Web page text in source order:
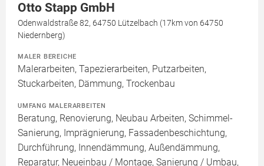
Otto Stapp GmbH
Odenwaldstraße 82, 64750 Lützelbach (17km von 64750
Niedernberg)
MALER BEREICHE
Malerarbeiten, Tapezierarbeiten, Putzarbeiten,
Stuckarbeiten, Dämmung, Trockenbau
UMFANG MALERARBEITEN
Beratung, Renovierung, Neubau Arbeiten, Schimmel-
Sanierung, Imprägnierung, Fassadenbeschichtung,
Durchführung, Innendämmung, Außendämmung,
Reparatur, Neueinbau / Montage, Sanierung / Umbau,